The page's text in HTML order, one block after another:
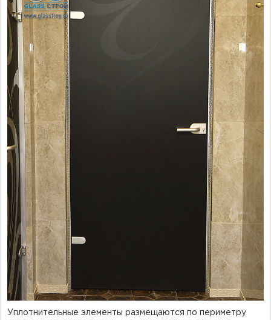
Уплотнительные элементы размещаются по периметру